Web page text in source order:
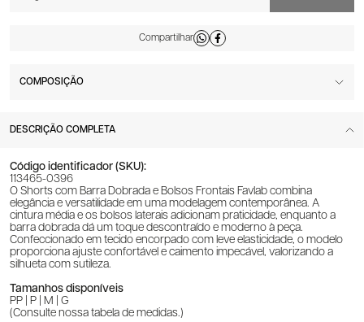
COMPOSIÇÃO
DESCRIÇÃO COMPLETA
Código identificador (SKU):
113465-0396
O Shorts com Barra Dobrada e Bolsos Frontais Favlab combina
elegância e versatilidade em uma modelagem contemporânea. A
cintura média e os bolsos laterais adicionam praticidade, enquanto a
barra dobrada dá um toque descontraído e moderno à peça.
Confeccionado em tecido encorpado com leve elasticidade, o modelo
proporciona ajuste confortável e caimento impecável, valorizando a
silhueta com sutileza.
Tamanhos disponíveis
PP | P | M | G
(Consulte nossa tabela de medidas.)